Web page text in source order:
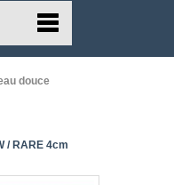
douce
/ RARE 4cm